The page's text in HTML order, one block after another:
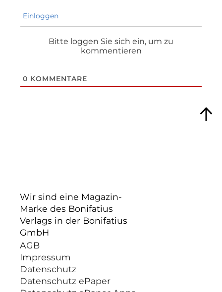
Einloggen
Bitte loggen Sie sich ein, um zu
kommentieren
0 KOMMENTARE
Wir sind eine Magazin-
Marke des Bonifatius
Verlags in der Bonifatius
GmbH
AGB
Impressum
Datenschutz
Datenschutz ePaper